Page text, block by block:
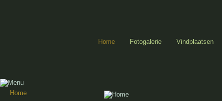
Home Fotogalerie Vindplaatsen
Home